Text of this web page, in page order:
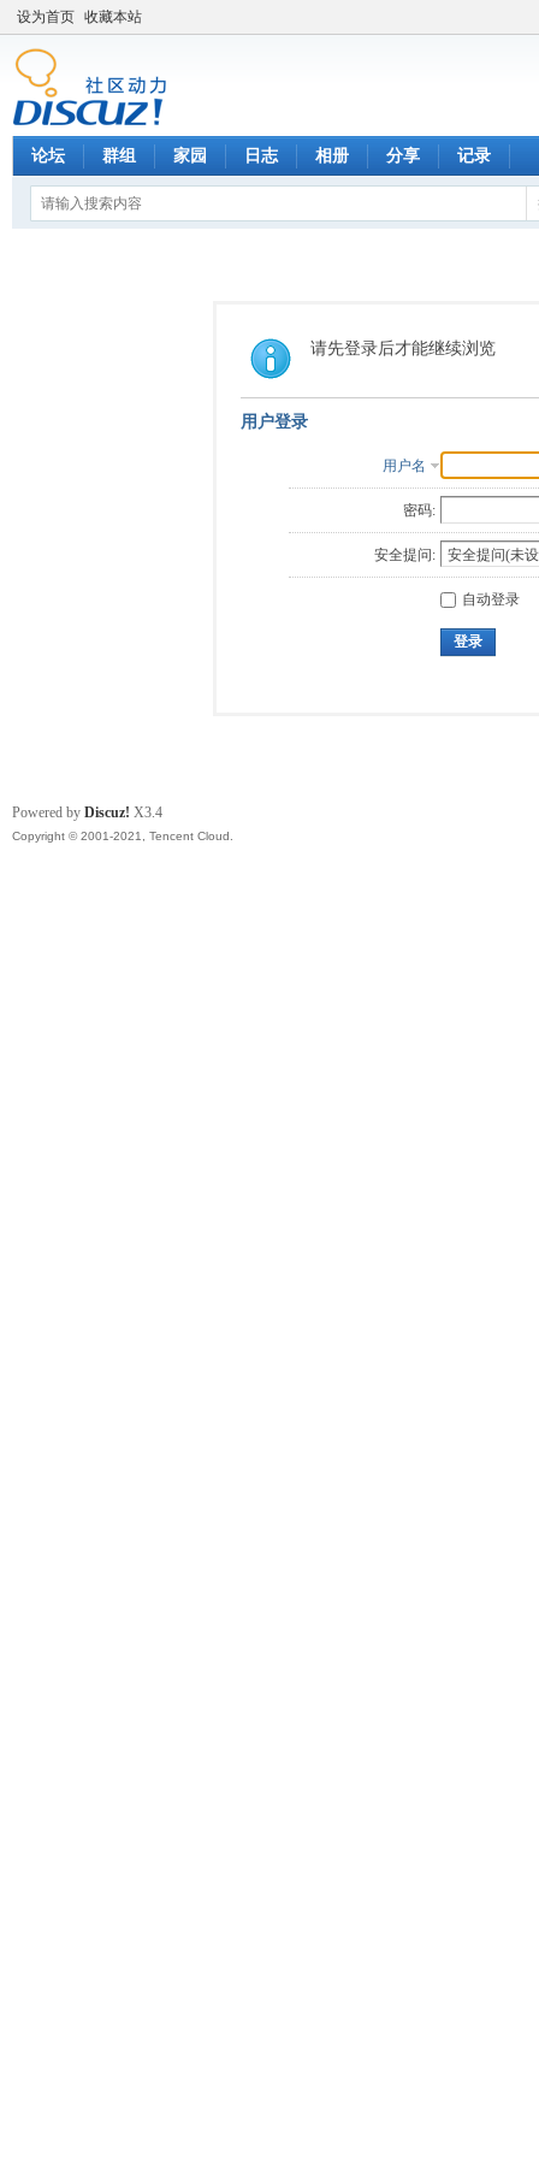
设为首页 收藏本站
论坛 群组 家园 日志 相册 分享 记录
请先登录后才能继续浏览
用户登录
用户名
密码:
安全提问:
自动登录
登录
Powered by Discuz! X3.4
Copyright © 2001-2021, Tencent Cloud.